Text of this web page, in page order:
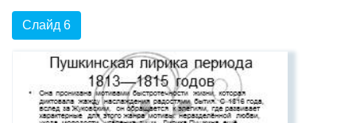
Слайд 6